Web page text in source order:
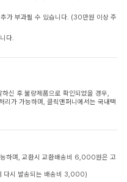
가 부과될 수 있습니다. (30만원 이상 주
다.
신 후 불량제품으로 확인되었을 경우,
리가 가능하며, 클릭앤퍼니에서는 국내택
하며, 교환시 교환배송비 6,000원은 고
다시 발송되는 배송비 3,000)